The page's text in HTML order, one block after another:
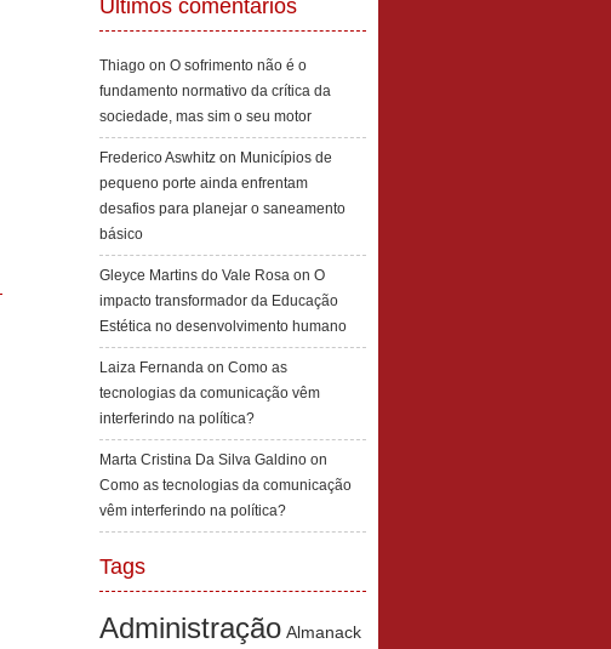
Últimos comentários
Thiago on O sofrimento não é o
fundamento normativo da crítica da
sociedade, mas sim o seu motor
Frederico Aswhitz on Municípios de
pequeno porte ainda enfrentam
desafios para planejar o saneamento
básico
Gleyce Martins do Vale Rosa on O
impacto transformador da Educação
Estética no desenvolvimento humano
Laiza Fernanda on Como as
tecnologias da comunicação vêm
interferindo na política?
Marta Cristina Da Silva Galdino on
Como as tecnologias da comunicação
vêm interferindo na política?
Tags
Administração Almanack